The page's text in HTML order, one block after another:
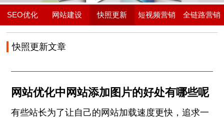
SEO优化 网站建设 快照更新 短视频营销 全链路营销
快照更新文章
网站优化中网站添加图片的好处有哪些呢
有些站长为了让自己的网站加载速度更快，追求一